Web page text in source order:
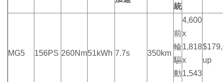
統
MG5 156PS 260Nm51kWh 7.7s 350km
前
輪
驅
動
4,600
x
1,818
x
1,543
up